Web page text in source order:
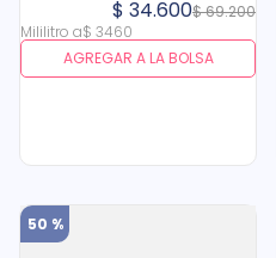
$69.200
$ 34.600
Mililitro a$ 3460
AGREGAR A LA BOLSA
50 %